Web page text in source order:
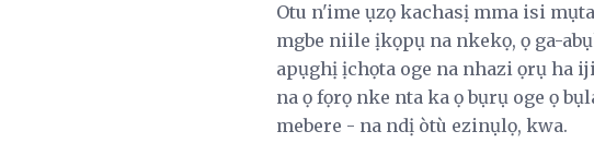
Otu n'ime ụzọ kachasị mma isi
mgbe niile ịkọpụ na nkekọ, ọ ga-
apụghị ịchọta oge na nhazi ọrụ ha
na ọ fọrọ nke nta ka ọ bụrụ oge ọ
mebere - na ndị òtù ezinụlọ, kwa.